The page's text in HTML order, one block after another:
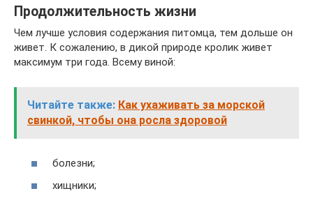
Продолжительность жизни
Чем лучше условия содержания питомца, тем дольше он
живет. К сожалению, в дикой природе кролик живет
максимум три года. Всему виной:
Читайте также: Как ухаживать за морской
свинкой, чтобы она росла здоровой
болезни;
хищники;